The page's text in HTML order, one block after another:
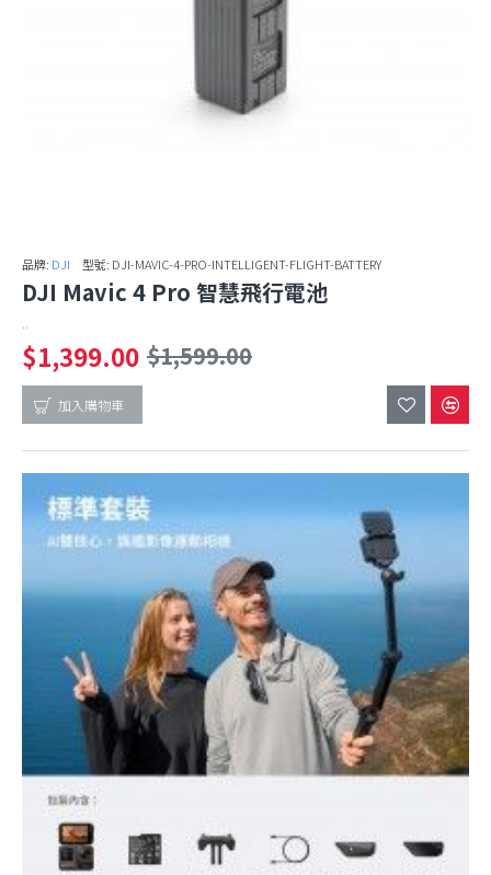
品牌: DJI 型號: DJI-MAVIC-4-PRO-INTELLIGENT-FLIGHT-BATTERY
DJI Mavic 4 Pro 智慧飛行電池
..
$1,399.00 $1,599.00
加入購物車